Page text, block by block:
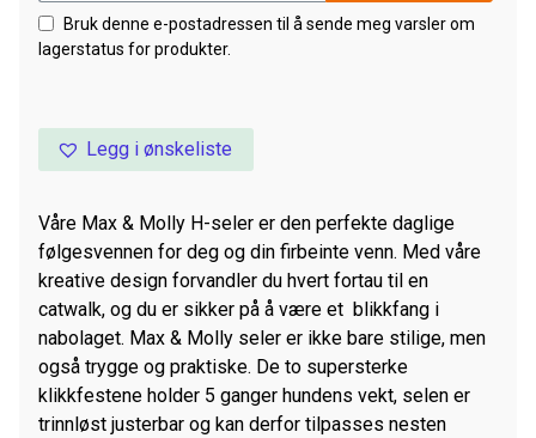
Bruk denne e-postadressen til å sende meg varsler om
lagerstatus for produkter.
Legg i ønskeliste
Våre Max & Molly H-seler er den perfekte daglige
følgesvennen for deg og din firbeinte venn. Med våre
kreative design forvandler du hvert fortau til en
catwalk, og du er sikker på å være et blikkfang i
nabolaget. Max & Molly seler er ikke bare stilige, men
også trygge og praktiske. De to supersterke
klikkfestene holder 5 ganger hundens vekt, selen er
trinnløst justerbar og kan derfor tilpasses nesten